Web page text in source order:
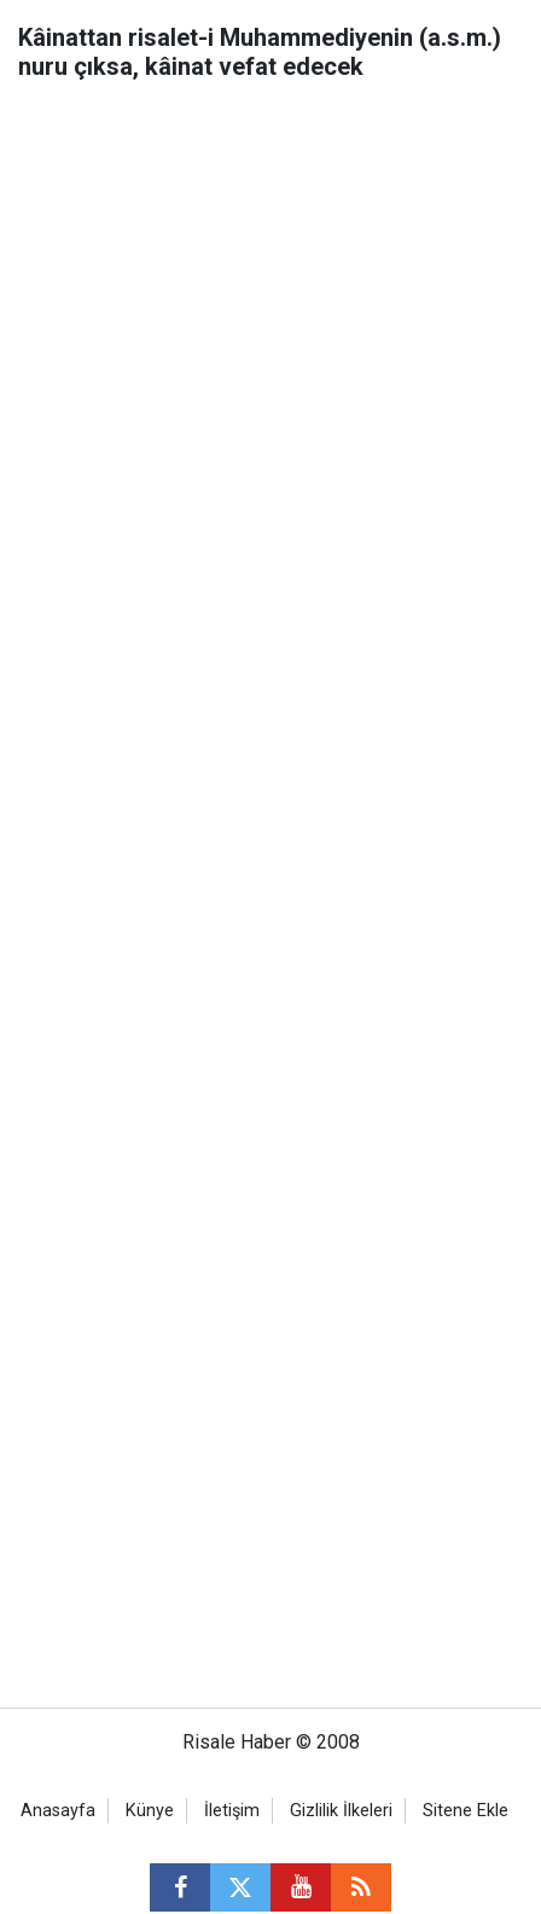
Kâinattan risalet-i Muhammediyenin (a.s.m.)
nuru çıksa, kâinat vefat edecek
Risale Haber © 2008
Anasayfa Künye İletişim Gizlilik İlkeleri Sitene Ekle